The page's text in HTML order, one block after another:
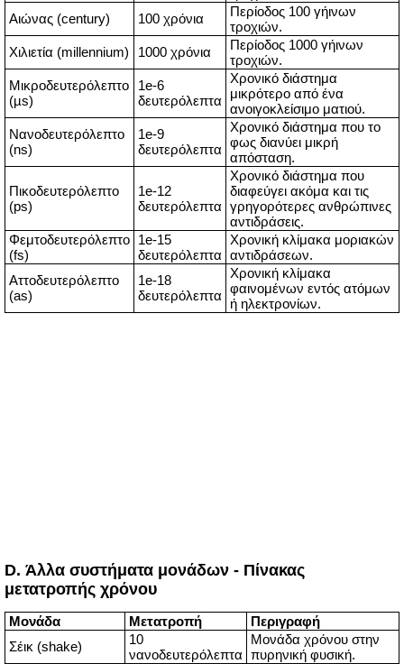
Αιώνας (century)
100 χρόνια
Περίοδος 100 γήινων
τροχιών.
Χιλιετία (millennium)
1000 χρόνια
Περίοδος 1000 γήινων
τροχιών.
Μικροδευτερόλεπτο
(µs)
1e-6
δευτερόλεπτα
Χρονικό διάστημα
μικρότερο από ένα
ανοιγοκλείσιμο ματιού.
Νανοδευτερόλεπτο
(ns)
1e-9
δευτερόλεπτα
Χρονικό διάστημα που το
φως διανύει μικρή
απόσταση.
Πικοδευτερόλεπτο
(ps)
1e-12
δευτερόλεπτα
Χρονικό διάστημα που
διαφεύγει ακόμα και τις
γρηγορότερες ανθρώπινες
αντιδράσεις.
Φεμτοδευτερόλεπτο
(fs)
1e-15
δευτερόλεπτα
Χρονική κλίμακα μοριακών
αντιδράσεων.
Αττοδευτερόλεπτο
(as)
1e-18
δευτερόλεπτα
Χρονική κλίμακα
φαινομένων εντός ατόμων
ή ηλεκτρονίων.
D. Άλλα συστήματα μονάδων - Πίνακας
μετατροπής χρόνου
Μονάδα Μετατροπή
Περιγραφή
Σέικ (shake)
10
νανοδευτερόλεπτα
Μονάδα χρόνου στην
πυρηνική φυσική.